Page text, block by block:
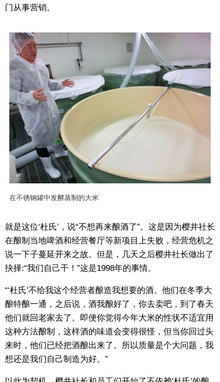
门从事营销。
在不锈钢罐中发酵蒸制的大米
就是这位‘杜氏’，说“不想再来酿酒了”。这是因为樱井社长
在酿制当地啤酒和经营餐厅等新项目上失败，经营危机之
说一下子蔓延开来之故。但是，几天之后樱井社长做出了
抉择:“我们自己干！”这是1998年的事情。
“‘杜氏’不给我这个经营者酿造我想要的酒。他们在冬季大
酿特酿一通，之后说，酒我酿好了，你去卖吧，到了春天
他们就回老家去了。即便你觉得今年大米的性状不适宜用
这种方法酿制，这样酒的味道会变得很怪，但当你回过头
来时，他们已经把酒酿出来了。所以质量是个大问题，我
想还是我们自己制造为好。”